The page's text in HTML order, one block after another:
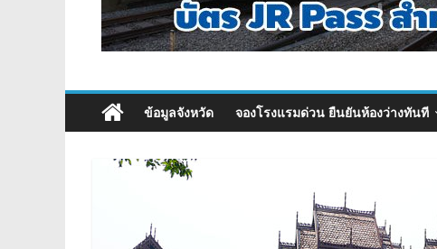
ข้อมูลจังหวัด จองโรงแรมด่วน ยืนยันห้องว่างทันที